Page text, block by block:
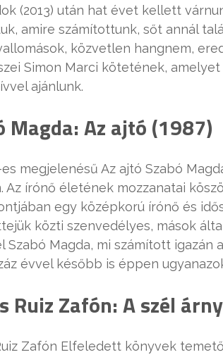
(2013) után hat évet kellett
amire számítottunk, sőt annál
közvetlen hangnem,
Simon Marci kötetének,
ajánlunk.
Magda: Az ajtó (1987)
es megjelenésű Az ajtó Szabó
Az írónő életének mozzanatai
egy középkorú írónő és
közti szenvedélyes, mások
Szabó Magda, mi számított igazán
évvel később is éppen
Ruiz Zafón: A szél
Zafón Elfeledett könyvek